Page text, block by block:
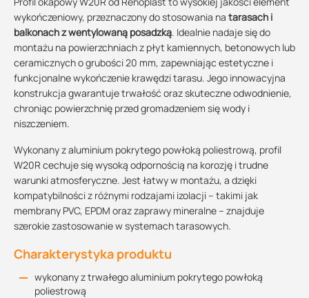
wykończeniowy, przeznaczony do stosowania na tarasach i
balkonach z wentylowaną posadzką. Idealnie nadaje się do
montażu na powierzchniach z płyt kamiennych, betonowych lub
ceramicznych o grubości 20 mm, zapewniając estetyczne i
funkcjonalne wykończenie krawędzi tarasu. Jego innowacyjna
konstrukcja gwarantuje trwałość oraz skuteczne odwodnienie,
chroniąc powierzchnię przed gromadzeniem się wody i
niszczeniem.
Wykonany z aluminium pokrytego powłoką poliestrową, profil
W20R cechuje się wysoką odpornością na korozję i trudne
warunki atmosferyczne. Jest łatwy w montażu, a dzięki
kompatybilności z różnymi rodzajami izolacji – takimi jak
membrany PVC, EPDM oraz zaprawy mineralne – znajduje
szerokie zastosowanie w systemach tarasowych.
Charakterystyka produktu
wykonany z trwałego aluminium pokrytego powłoką
poliestrową